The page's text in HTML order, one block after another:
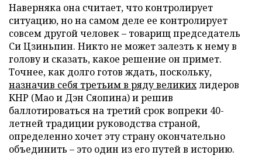
Наверняка она считает, что контролирует
ситуацию, но на самом деле ее контролирует
совсем другой человек – товарищ председатель
Си Цзиньпин. Никто не может залезть к нему в
голову и сказать, какое решение он примет.
Точнее, как долго готов ждать, поскольку,
назначив себя третьим в ряду великихлидеров
КНР (Мао и Дэн Сяопина) и решив
баллотироваться на третий срок вопреки 40-
летней традиции руководства страной,
определенно хочет эту страну окончательно
объединить – это один из его путей в историю.